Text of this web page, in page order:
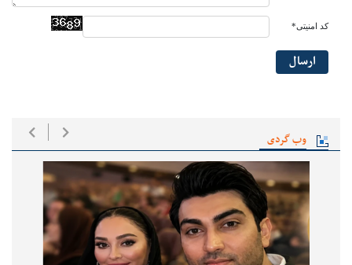
وب گردی
کد امنیتی*
ارسال